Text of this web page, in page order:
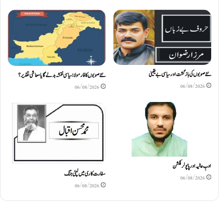
نئے صوبوں کی بازگشت اور سیاسی بے یقینی
06/08/2026
نئے صوبوں کا فارمولا: سیاسی نقشہ بدلے گا یا معاشی تقدیر؟
06/08/2026
ادبِ عالیہ اور پاپولر فکشن
06/08/2026 سفارت کاری میں لپٹی جنگ
06/08/2026